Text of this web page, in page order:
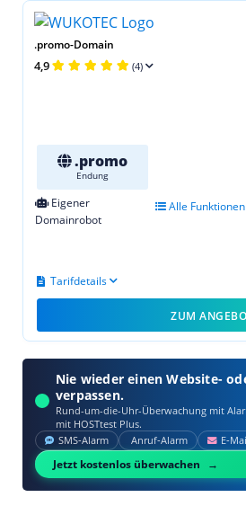
.promo-Domain
4,9 (4)
.promo
Endung
Eigener
Domainrobot
Alle Funktionen
Tarifdetails
ZUM
Nie wieder einen Website-
verpassen.
Rund-um-die-Uhr-Überwachung mit
mit HOSTtest Plus.
SMS‑Alarm Anruf‑Alarm
Jetzt kostenlos überwachen